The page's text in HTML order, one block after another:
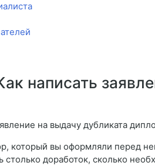
написать
который вы оформляли перед
столько доработок, сколько